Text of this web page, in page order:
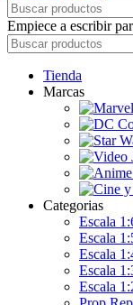
Empiece a escribir
Tienda
Marcas
Categorias
Escala
Escala
Escala
Escala
Escala